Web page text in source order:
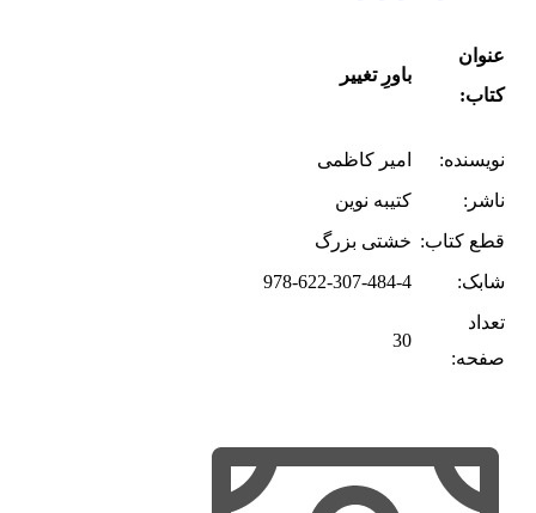
عنوان
کتاب:
باورِ تغییر
نویسنده:
امیر کاظمی
ناشر:
کتیبه نوین
قطع کتاب: خشتی بزرگ
شابک:
978-622-307-484-4
تعداد
صفحه:
30